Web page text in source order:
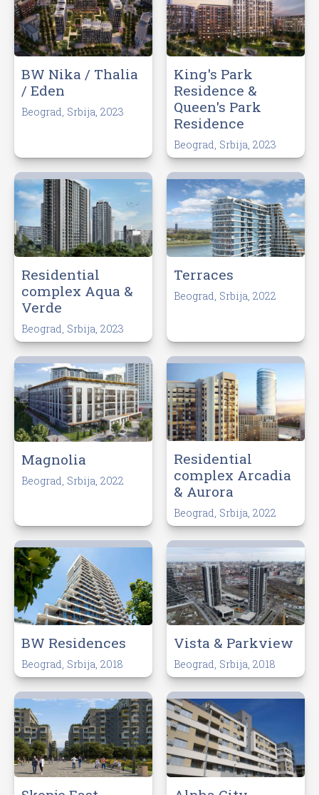
BW Nika / Thalia
/ Eden
Beograd, Srbija, 2023
King's Park
Residence &
Queen's Park
Residence
Beograd, Srbija, 2023
Residential
complex Aqua &
Verde
Beograd, Srbija, 2023
Terraces
Beograd, Srbija, 2022
Magnolia
Beograd, Srbija, 2022
Residential
complex Arcadia
& Aurora
Beograd, Srbija, 2022
BW Residences
Beograd, Srbija, 2018
Vista & Parkview
Beograd, Srbija, 2018